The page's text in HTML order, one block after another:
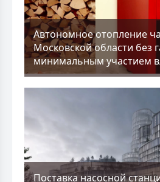
Aвтономное отопление
Московской области без
минимальным участием
Поставка насосной